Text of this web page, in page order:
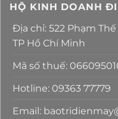
HỘ KINH DOANH
Địa chỉ: 522 Phạm
TP Hồ Chí Minh
Mã số thuế:
Hotline: 09363 77779
Email: